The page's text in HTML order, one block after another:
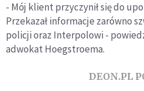
- Mój klient przyczynił się do
Przekazał informacje zarówno
policji oraz Interpolowi -
adwokat Hoegstroema.
DEON.PL